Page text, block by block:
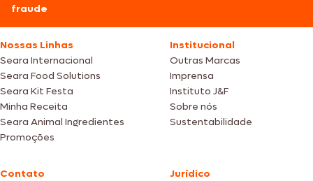
fraude
Nossas Linhas
Seara Internacional
Seara Food Solutions
Seara Kit Festa
Minha Receita
Seara Animal Ingredientes
Promoções
Institucional
Outras Marcas
Imprensa
Instituto J&F
Sobre nós
Sustentabilidade
Contato
Jurídico